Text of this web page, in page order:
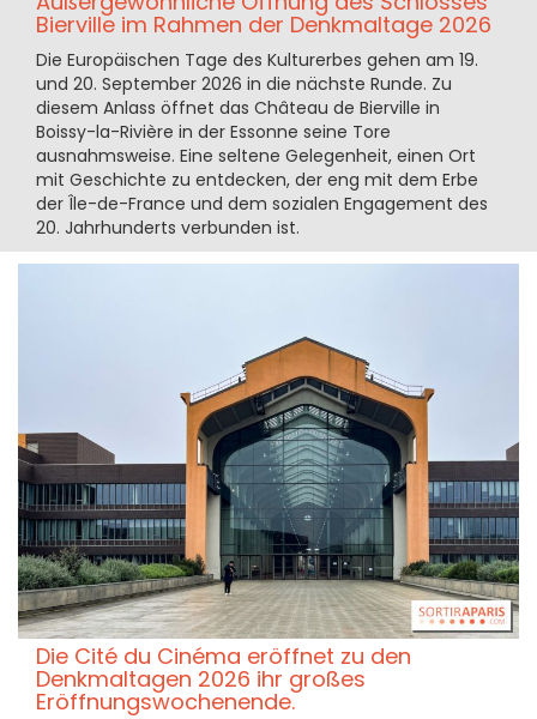
Bierville im Rahmen der Denkmaltage 2026
Die Europäischen Tage des Kulturerbes gehen am 19.
und 20. September 2026 in die nächste Runde. Zu
diesem Anlass öffnet das Château de Bierville in
Boissy-la-Rivière in der Essonne seine Tore
ausnahmsweise. Eine seltene Gelegenheit, einen Ort
mit Geschichte zu entdecken, der eng mit dem Erbe
der Île-de-France und dem sozialen Engagement des
20. Jahrhunderts verbunden ist.
Die Cité du Cinéma eröffnet zu den
Denkmaltagen 2026 ihr großes
Eröffnungswochenende.